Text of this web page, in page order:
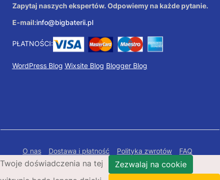
Zapytaj naszych ekspertów. Odpowiemy na każde pytanie.
E-mail:info@bigbaterii.pl
PŁATNOŚCI:
WordPress Blog Wixsite Blog Blogger Blog
O nas Dostawa i płatność Polityka zwrotów
FAQ
Polityka prywatności
Mapa Strony
Twoje doświadczenia na tej
Zezwalaj na cookie